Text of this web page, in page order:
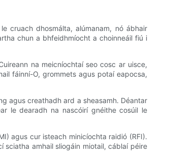
cruach dhosmálta, alúmanam, nó ábhair
chun a bhfeidhmíocht a choinneáil fiú i
na meicníochtaí seo cosc ​​ar uisce,
fáinní-O, grommets agus potaí eapocsa,
agus creathadh ard a sheasamh. Déantar
le dearadh na nascóirí gnéithe cosúil le
agus cur isteach minicíochta raidió (RFI).
sciatha amhail sliogáin miotail, cáblaí péire